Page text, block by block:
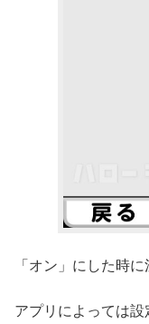
「オン」にした時
アプリによっては